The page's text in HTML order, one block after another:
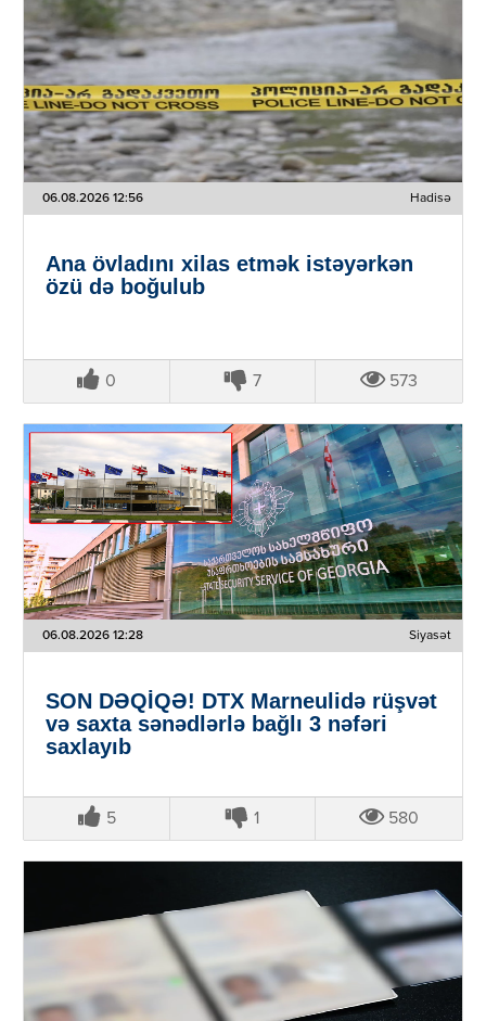
06.08.2026 12:56 Hadisə
Ana övladını xilas etmək istəyərkən
özü də boğulub
0 7 573
06.08.2026 12:28 Siyasət
SON DƏQİQƏ! DTX Marneulidə rüşvət
və saxta sənədlərlə bağlı 3 nəfəri
saxlayıb
5 1 580